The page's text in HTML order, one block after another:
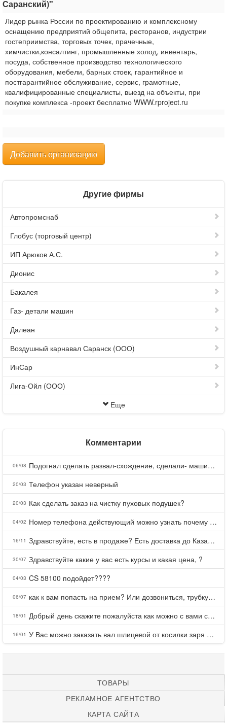
Саранский)"
Лидер рынка России по проектированию и комплексному
оснащению предприятий общепита, ресторанов, индустрии
гостеприимства, торговых точек, прачечные,
химчистки,консалтинг, промышленные холод, инвентарь,
посуда, собственное производство технологического
оборудования, мебели, барных стоек, гарантийное и
постгарантийное обслуживание, сервис, грамотные,
квалифицированные специалисты, выезд на объекты, при
покупке комплекса -проект бесплатно WWW.rproject.ru
Добавить организацию
Другие фирмы
Автопромснаб
Глобус (торговый центр)
ИП Арюков А.С.
Дионис
Бакалея
Газ- детали машин
Далеан
Воздушный карнавал Саранск (ООО)
ИнСар
Лига-Ойл (ООО)
Еще
Комментарии
06/08 Подогнал сделать развал-схождение, сделали- машина уходит на право и колеса проверил все хорошо с атмосферами ужас как можно делать авто, не ужели не берегут свою репутацию, не советую.
20/03 Телефон указан неверный
20/03 Как сделать заказ на чистку пуховых подушек?
04/02 Номер телефона действующий можно узнать почему номер неправельный
16/11 Здравствуйте, есть в продаже? Есть доставка до Казани?
30/07 Здравствуйте какие у вас есть курсы и какая цена, ?
04/03 CS 58100 подойдет????
06/07 как к вам попасть на прием? Или дозвониться, трубку не берете.
18/01 Добрый день скажите пожалуйста как можно с вами связаться . Телефон не отвечает .Заказала кухню в тц Хороший есть претензии а менеджер контактов не дает .Что делать?
16/01 У Вас можно заказать вал шлицевой от косилки заря для мтз, который соединяет мотоблок с косилкой.?
ТОВАРЫ
РЕКЛАМНОЕ АГЕНТСТВО
КАРТА САЙТА